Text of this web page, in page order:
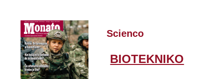
Scienco
BIOTEKNIKO